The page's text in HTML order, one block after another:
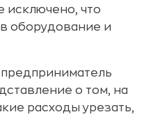
исключено, что
оборудование и
о том, на
расходы урезать,